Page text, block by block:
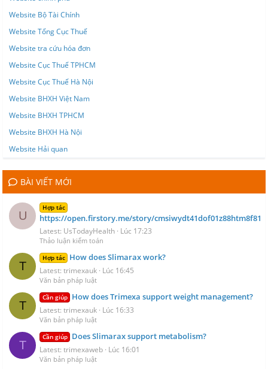
Website Bộ Tài Chính
Website Tổng Cục Thuế
Website tra cứu hóa đơn
Website Cục Thuế TPHCM
Website Cục Thuế Hà Nội
Website BHXH Việt Nam
Website BHXH TPHCM
Website BHXH Hà Nội
Website Hải quan
BÀI VIẾT MỚI
U
Hợp tác
https://open.firstory.me/story/cmsiwydt41dof01z88htm8f81
Latest: UsTodayHealth Lúc 17:23
Thảo luận kiểm toán
T
Hợp tác How does Slimarax work?
Latest: trimexauk Lúc 16:45
Văn bản pháp luật
T
Cần giúp How does Trimexa support weight management?
Latest: trimexauk Lúc 16:33
Văn bản pháp luật
T
Cần giúp Does Slimarax support metabolism?
Latest: trimexaweb Lúc 16:01
Văn bản pháp luật